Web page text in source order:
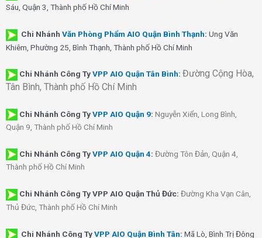
Sáu, Quận 3, Thành phố Hồ Chí Minh
Chi Nhánh Văn Phòng Phẩm AIO Quận Bình Thạnh: Ung Văn
Khiêm, Phường 25, Bình Thạnh, Thành phố Hồ Chí Minh
Chi Nhánh Công TyVPP AIO Quận Tân Bình: Đường Cộng Hòa,
Tân Bình, Thành phố Hồ Chí Minh
Chi Nhánh Công TyVPP AIO Quận 9: Nguyễn Xiển, Long Bình,
Quận 9, Thành phố Hồ Chí Minh
Chi Nhánh Công TyVPP AIO Quận 4: Đường Tôn Đản, Quận 4,
Thành phố Hồ Chí Minh
Chi Nhánh Công Ty VPP AIO Quận Thủ Đức: Đường Kha Vạn Cân,
Thủ Đức, Thành phố Hồ Chí Minh
Chi Nhánh Công TyVPP AIO Quận Bình Tân: Mã Lò, Bình Trị Đông